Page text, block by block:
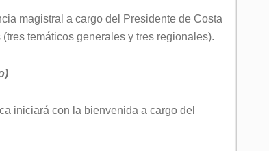
magistral a cargo del Presidente de Costa
temáticos generales y tres regionales).
iniciará con la bienvenida a cargo del